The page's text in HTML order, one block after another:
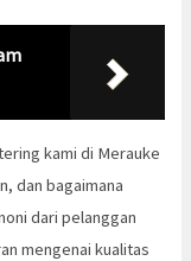
kami di Merauke
dan bagaimana
dari pelanggan
mengenai kualitas